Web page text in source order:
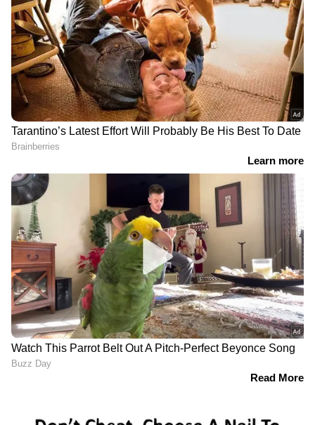
DOWNLOAD APP
ഇന്ത്യയിലെയും ലോകമെമ്പാടുമുള്ള എല്ലാ
International News
Malayalam
Live News
തത്സമയ അപ്‌ഡേറ്റുകളും
ആഴത്തിലുള്ള വിശകലനവും സമഗ്രമായ
റിപ്പോർട്ടിംഗും — എല്ലാം ഒരൊറ്റ സ്ഥലത്ത്.
ഏത് സമയത്തും, എവിടെയും
വിശ്വസനീയമായ വാർത്തകൾ ലഭിക്കാൻ
Asianet News Malayalam